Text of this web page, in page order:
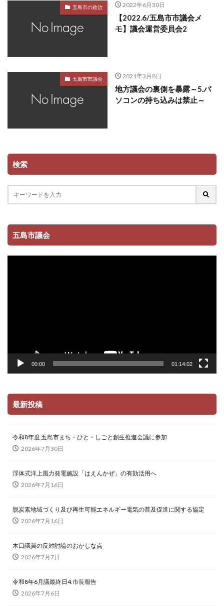
五島市の政治 2022年6月30日
【2022.6/五島市市議会メ
モ】議会運営委員会2
五島市市議会 2021年3月8日
地方議会の裏側を暴露～5.パ
ソコンの持ち込みは禁止～
検索
五島市議会
動
00:00 01:14:02
最新投稿
令和8年度 五島市まち・ひと・しごと創生推進会議に参加
2026年7月30日
浮体式洋上風力発電施設「はえんかぜ」の有効活用へ
2026年7月16日
脱炭素地域づくり及び再生可能エネルギー電気の普及促進に関する協定
2026年7月16日
木口議員の反対討論のおかしな点
2026年7月7日
令和8年6月議最終日4.市長報告
2026年7月6日